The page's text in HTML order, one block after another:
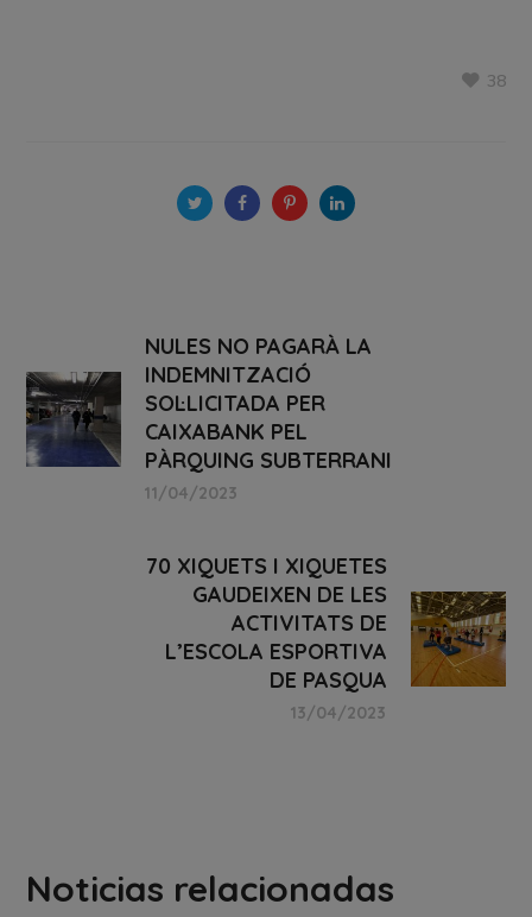
38
NULES NO PAGARÀ LA
INDEMNITZACIÓ
SOL·LICITADA PER
CAIXABANK PEL
PÀRQUING SUBTERRANI
11/04/2023
70 XIQUETS I XIQUETES
GAUDEIXEN DE LES
ACTIVITATS DE
L’ESCOLA ESPORTIVA
DE PASQUA
13/04/2023
Noticias relacionadas